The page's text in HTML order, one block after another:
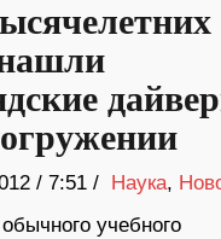
/ 7:51 / Наука,
учебного